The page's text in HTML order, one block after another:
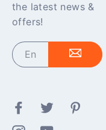
the latest news &
offers!
Enter
your
Facebook
Twitter